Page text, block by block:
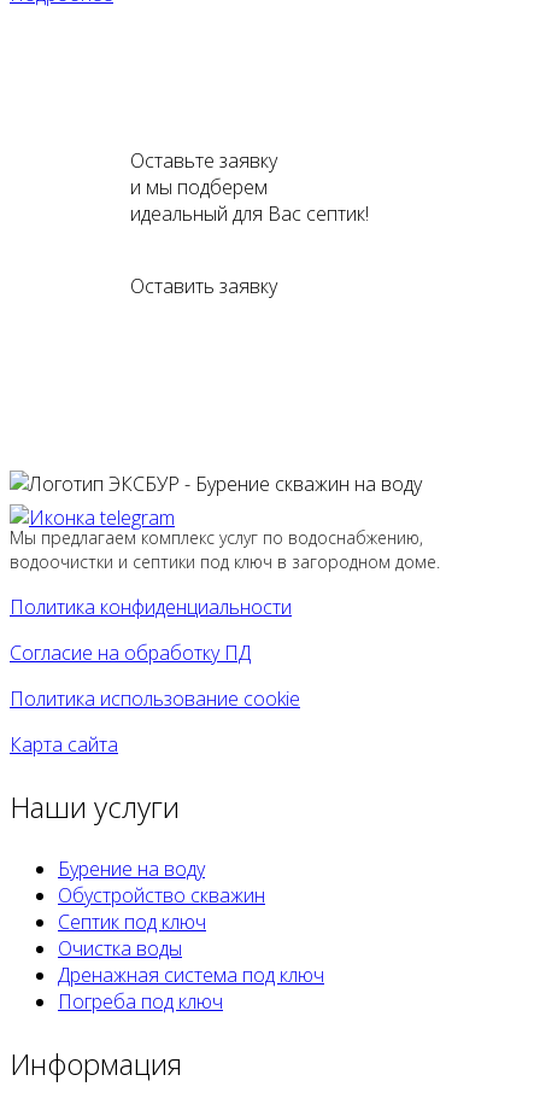
Оставьте заявку
и мы подберем
идеальный для Вас септик!
Оставить заявку
Мы предлагаем комплекс услуг по водоснабжению,
водоочистки и септики под ключ в загородном доме.
Политика конфиденциальности
Согласие на обработку ПД
Политика использование cookie
Карта сайта
Наши услуги
Бурение на воду
Обустройство скважин
Септик под ключ
Очистка воды
Дренажная система под ключ
Погреба под ключ
Информация